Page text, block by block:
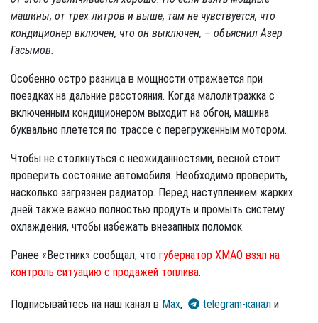
машины, от трех литров и выше, там не чувствуется, что
кондиционер включен, что он выключен, – объяснил Азер
Гасымов.
Особенно остро разница в мощности отражается при
поездках на дальние расстояния. Когда малолитражка с
включенным кондиционером выходит на обгон, машина
буквально плетется по трассе с перегруженным мотором.
Чтобы не столкнуться с неожиданностями, весной стоит
проверить состояние автомобиля. Необходимо проверить,
насколько загрязнен радиатор. Перед наступлением жарких
дней также важно полностью продуть и промыть систему
охлаждения, чтобы избежать внезапных поломок.
Ранее «Вестник» сообщал, что губернатор ХМАО взял на
контроль ситуацию с продажей топлива.
Подписывайтесь на наш канал в Max, telegram-канал и